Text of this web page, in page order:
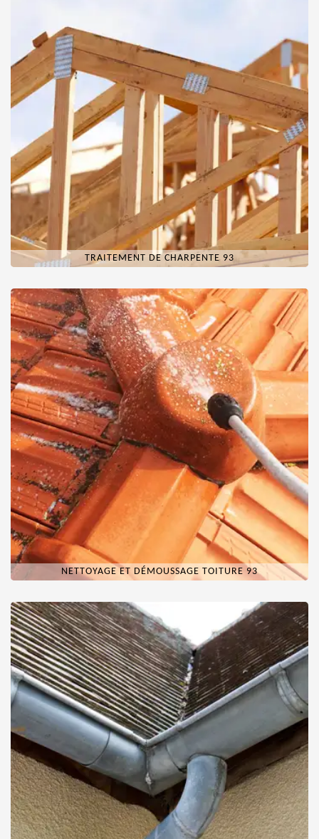
TRAITEMENT DE CHARPENTE 93
NETTOYAGE ET DÉMOUSSAGE TOITURE 93